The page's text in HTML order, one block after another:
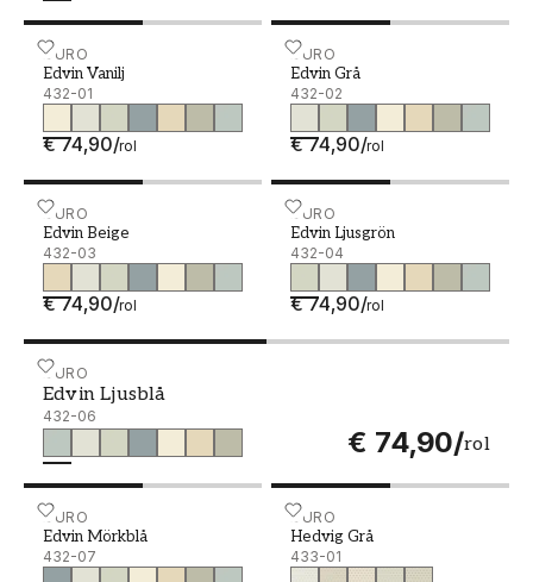
DURO
Edvin Vanilj
432-01
€ 74,90/rol
Edvin Vanilj - 432-01 DURO
Edvin Grå
432-02
€ 74,90/rol
Edvin Grå - 432-02
DURO
Edvin Beige
432-03
€ 74,90/rol
Edvin Beige - 432-03 DURO
Edvin Ljusgrön
432-04
€ 74,90/rol
Edvin Ljusgrön - 432-04
DURO
Edvin Ljusblå
432-06
€ 74,90/rol
Edvin Ljusblå - 432-06
DURO
Edvin Mörkblå
432-07
Edvin Mörkblå - 432-07 DURO
Hedvig Grå
433-01
Hedvig Grå - 433-01